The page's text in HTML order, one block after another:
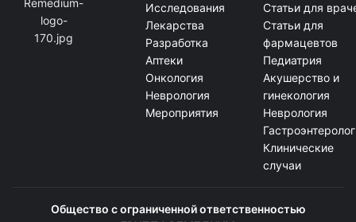
Исследования
Лекарства
Разработка
Аптеки
Онкология
Неврология
Мероприятия
Статьи для
Статьи для
фармацевтов
Педиатрия
Акушерство и
гинекология
Неврология
Клинические
случаи
Общество с ограниченной ответственностью